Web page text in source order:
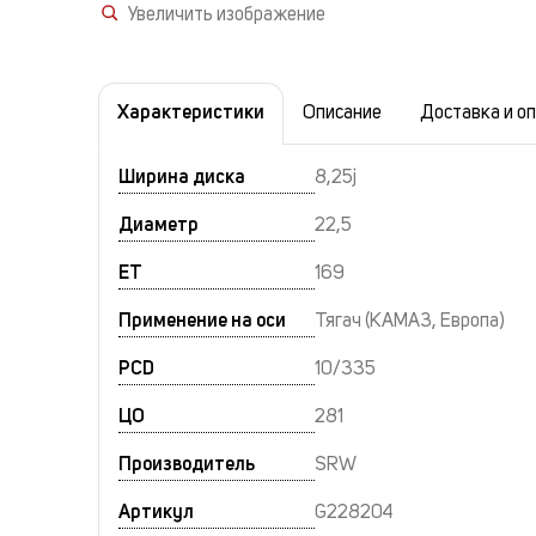
Увеличить изображение
Характеристики Описание Доставка и
Ширина диска 8,25j
Диаметр 22,5
ET 169
Применение на оси Тягач (КАМАЗ, Европа)
PCD 10/335
ЦО 281
Производитель SRW
Артикул G228204